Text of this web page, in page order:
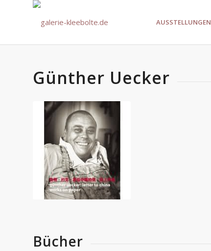
AUSSTELLUNGEN
Günther Uecker
Bücher